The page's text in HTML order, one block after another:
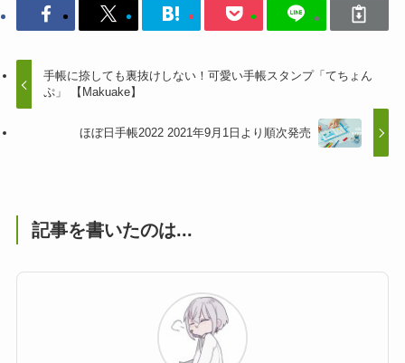
手帳に捺しても裏抜けしない！可愛い手帳スタンプ「てちょん
ぷ」 【Makuake】
ほぼ日手帳2022 2021年9月1日より順次発売
記事を書いたのは...